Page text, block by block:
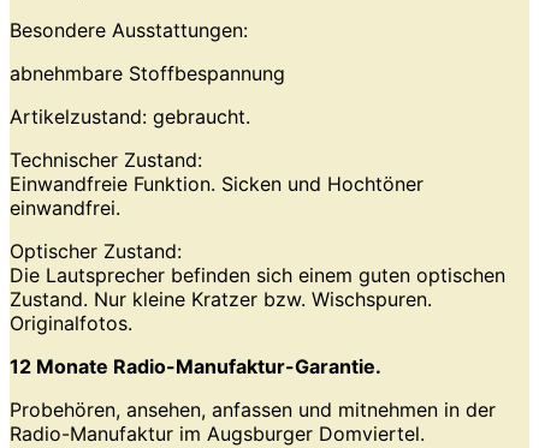
Besondere Ausstattungen:
abnehmbare Stoffbespannung
Artikelzustand: gebraucht.
Technischer Zustand:
Einwandfreie Funktion. Sicken und Hochtöner
einwandfrei.
Optischer Zustand:
Die Lautsprecher befinden sich einem guten optischen
Zustand. Nur kleine Kratzer bzw. Wischspuren.
Originalfotos.
12 Monate Radio-Manufaktur-Garantie.
Probehören, ansehen, anfassen und mitnehmen in der
Radio-Manufaktur im Augsburger Domviertel.